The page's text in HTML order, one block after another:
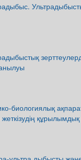
биологиялық
құрылымдық